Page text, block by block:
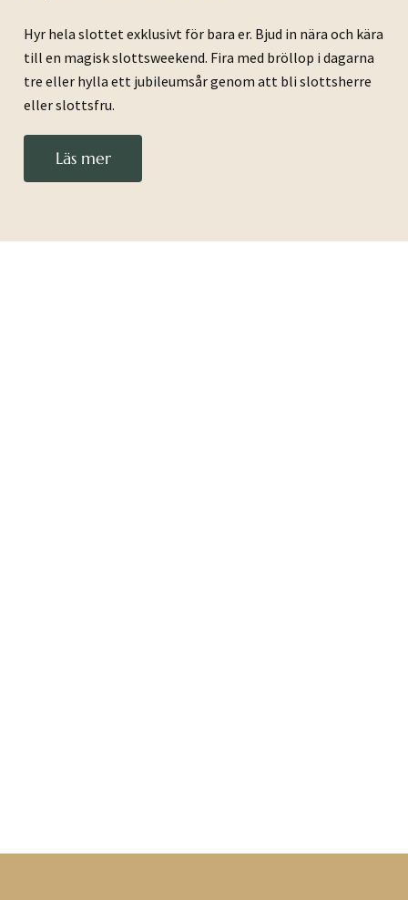
Hyr hela slottet exklusivt för bara er. Bjud in nära och kära
till en magisk slottsweekend. Fira med bröllop i dagarna
tre eller hylla ett jubileumsår genom att bli slottsherre
eller slottsfru.
Läs mer